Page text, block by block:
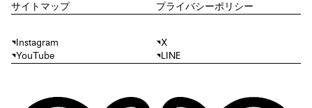
サイトマップ
プライバシーポリシー
Instagram
X
YouTube
LINE